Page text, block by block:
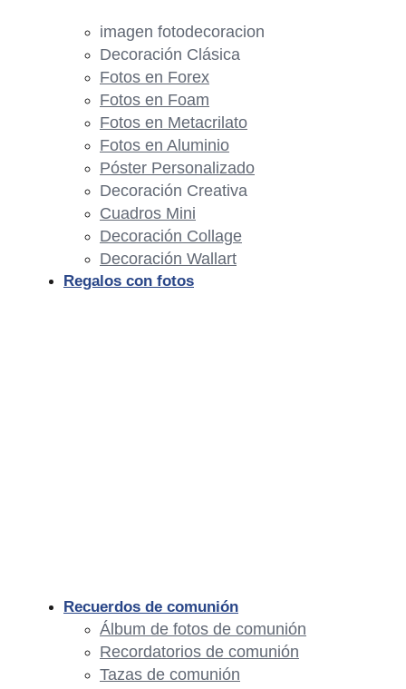
imagen fotodecoracion
Decoración Clásica
Fotos en Forex
Fotos en Foam
Fotos en Metacrilato
Fotos en Aluminio
Póster Personalizado
Decoración Creativa
Cuadros Mini
Decoración Collage
Decoración Wallart
Regalos con fotos
Recuerdos de comunión
Álbum de fotos de comunión
Recordatorios de comunión
Tazas de comunión